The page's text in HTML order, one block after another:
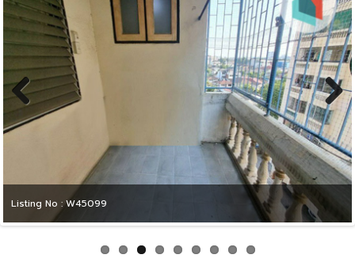
Listing No : W45099
Previous Next